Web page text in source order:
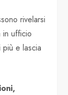
rivelarsi
in ufficio
e lascia